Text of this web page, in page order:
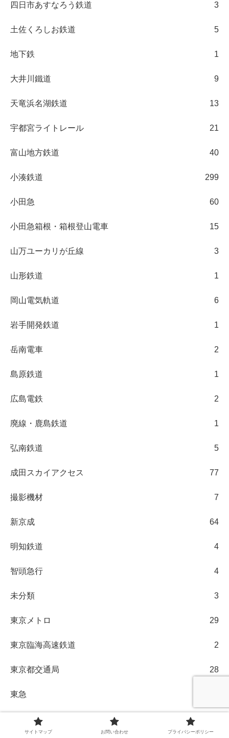
四日市あすなろう鉄道 3
土佐くろしお鉄道 5
地下鉄 1
大井川鐵道 9
天竜浜名湖鉄道 13
宇都宮ライトレール 21
富山地方鉄道 40
小湊鉄道 299
小田急 60
小田急箱根・箱根登山電車 15
山万ユーカリが丘線 3
山形鉄道 1
岡山電気軌道 6
岩手開発鉄道 1
岳南電車 2
島原鉄道 1
広島電鉄 2
廃線・鹿島鉄道 1
弘南鉄道 5
成田スカイアクセス 77
撮影機材 7
新京成 64
明知鉄道 4
智頭急行 4
未分類 3
東京メトロ 29
東京臨海高速鉄道 2
東京都交通局 28
東急
サイトマップ お問い合わせ プライバシーポリシー